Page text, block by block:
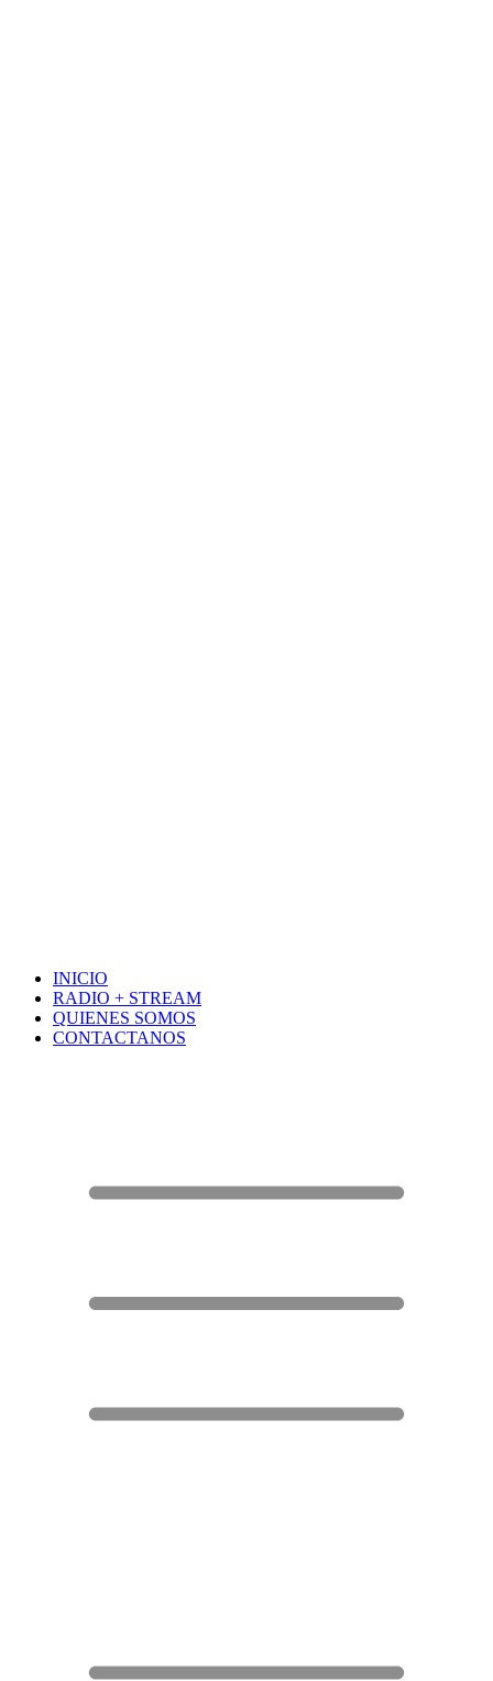
INICIO
RADIO + STREAM
QUIENES SOMOS
CONTACTANOS